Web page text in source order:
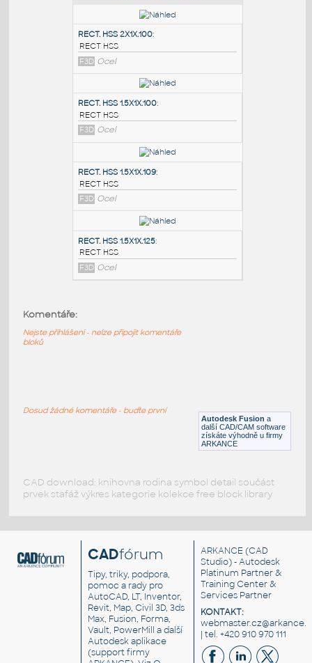
PODOBNÉ BLOKY:
RECT. HSS 2X1X.100:
F3D Ocel
RECT. HSS 1.5X1X.100
RECT HSS
F3D Ocel
F3D Ocel
Autodesk Fusion a
další CAD/CAM software
získáte výhodně u firmy
ARKANCE
Komentáře:
Nejste přihlášeni - nelze připojit komentáře
bloků
Dosud žádné komentáře - buďte první
CAD download: knihovna rodina symbol detail součást
prvek stafáž výkres kategorie kolekce free block library
CADfórum
Tipy, triky, podpora,
pomoc a rady pro
AutoCAD, LT, Inventor,
Revit, Map, Civil 3D, 3ds
Max, Fusion, Forma,
Vault, PowerMill a další
Autodesk aplikace
(support firmy
ARKANCE (CAD
Studio) - Autodesk
Platinum Partner &
Training Center &
Services Partner
KONTAKT:
| tel. +420 910 970 111